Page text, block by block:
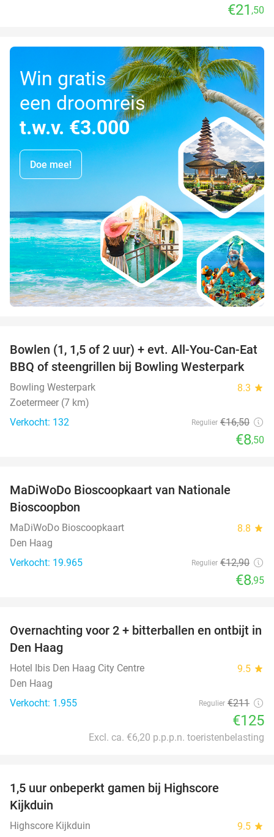
€21 ,50
Win gratis
een droomreis
t.w.v. €3.000
Doe mee!
48%
Bowlen (1, 1,5 of 2 uur) + evt. All-You-Can-Eat
BBQ of steengrillen bij Bowling Westerpark
Bowling Westerpark 8.3 star
Zoetermeer (7 km)
Verkocht: 132
Regulier €16,50
€8,50
MaDiWoDo Bioscoopkaart van Nationale
Bioscoopbon
MaDiWoDo Bioscoopkaart 8.8 star
Den Haag
Verkocht: 19.965
Regulier €12,90
€8,95
41%
Overnachting voor 2 + bitterballen en ontbijt in
Den Haag
Hotel Ibis Den Haag City Centre 9.5 star
Den Haag
Verkocht: 1.955
Regulier €211
€125
Excl. ca. €6,20 p.p.p.n. toeristenbelasting
1,5 uur onbeperkt gamen bij Highscore
Kijkduin
Highscore Kijkduin 9.5 star